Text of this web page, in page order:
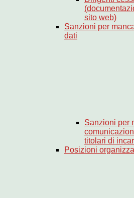
sito web)
Sanzioni per
dati
Sanzioni per
titolari di
Posizioni